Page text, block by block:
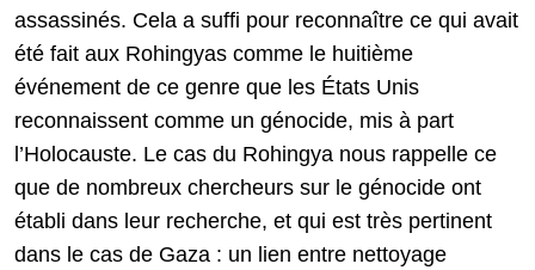
assassinés. Cela a suffi pour reconnaître ce qui avait
été fait aux Rohingyas comme le huitième
événement de ce genre que les États Unis
reconnaissent comme un génocide, mis à part
l’Holocauste. Le cas du Rohingya nous rappelle ce
que de nombreux chercheurs sur le génocide ont
établi dans leur recherche, et qui est très pertinent
dans le cas de Gaza : un lien entre nettoyage